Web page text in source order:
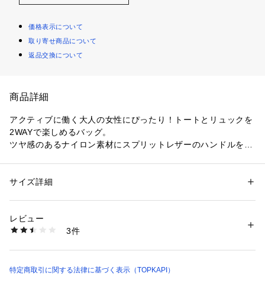
価格表示について
取り寄せ商品について
返品交換について
商品詳細
アクティブに働く大人の女性にぴったり！トートとリュックを
2WAYで楽しめるバッグ。
ツヤ感のあるナイロン素材にスプリットレザーのハンドルをあ
ト使用時はリュック用ベルトを背側のポケットにすっきりと収
納に便利なオープンポケット付き。
内装にはPCやタブレットを安心して収納できるクッション性
色をラインナップ。
性別：レディース
素材：ナイロン 牛床革
商品番号：
502064001224 （ショップ）
サイズ詳細
レビュー
3件
特定商取引に関する法律に基づく表示（TOPKAPI）